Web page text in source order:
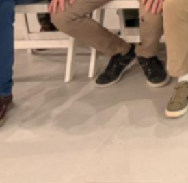
en conjunto con
la trascendencia que
gran convocatoria de
digital, la subasta se
de la región.
se desarrolló en
Santa Fe, el remate se
audiencia y
de la Lehmann se hizo
clave para ordenar la